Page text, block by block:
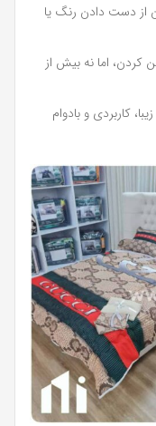
از دست دادن رنگ یا
کردن، اما نه بیش از
کاربردی و بادوام